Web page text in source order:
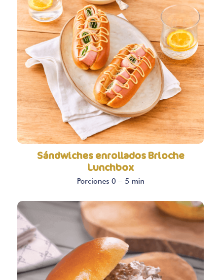
Sándwiches enrollados Brioche
Lunchbox
Porciones 0 – 5 min